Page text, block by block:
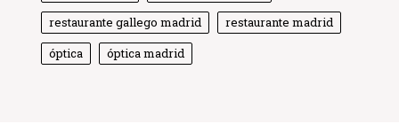
restaurante gallego madrid
restaurante madrid
óptica
óptica madrid